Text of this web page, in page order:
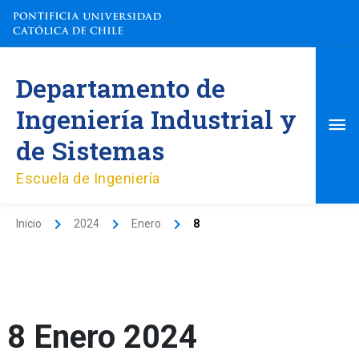
contenido
Departamento de
Ingeniería Industrial y
de Sistemas
Escuela de Ingeniería
Inicio 2024 Enero 8
8 Enero 2024